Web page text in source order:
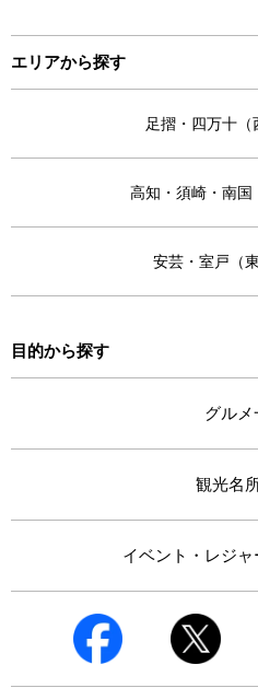
エリアから探す
足摺・四万十（
高知・須崎・南国
安芸・室戸（
目的から探す
グルメ
観光名
イベント・レジ